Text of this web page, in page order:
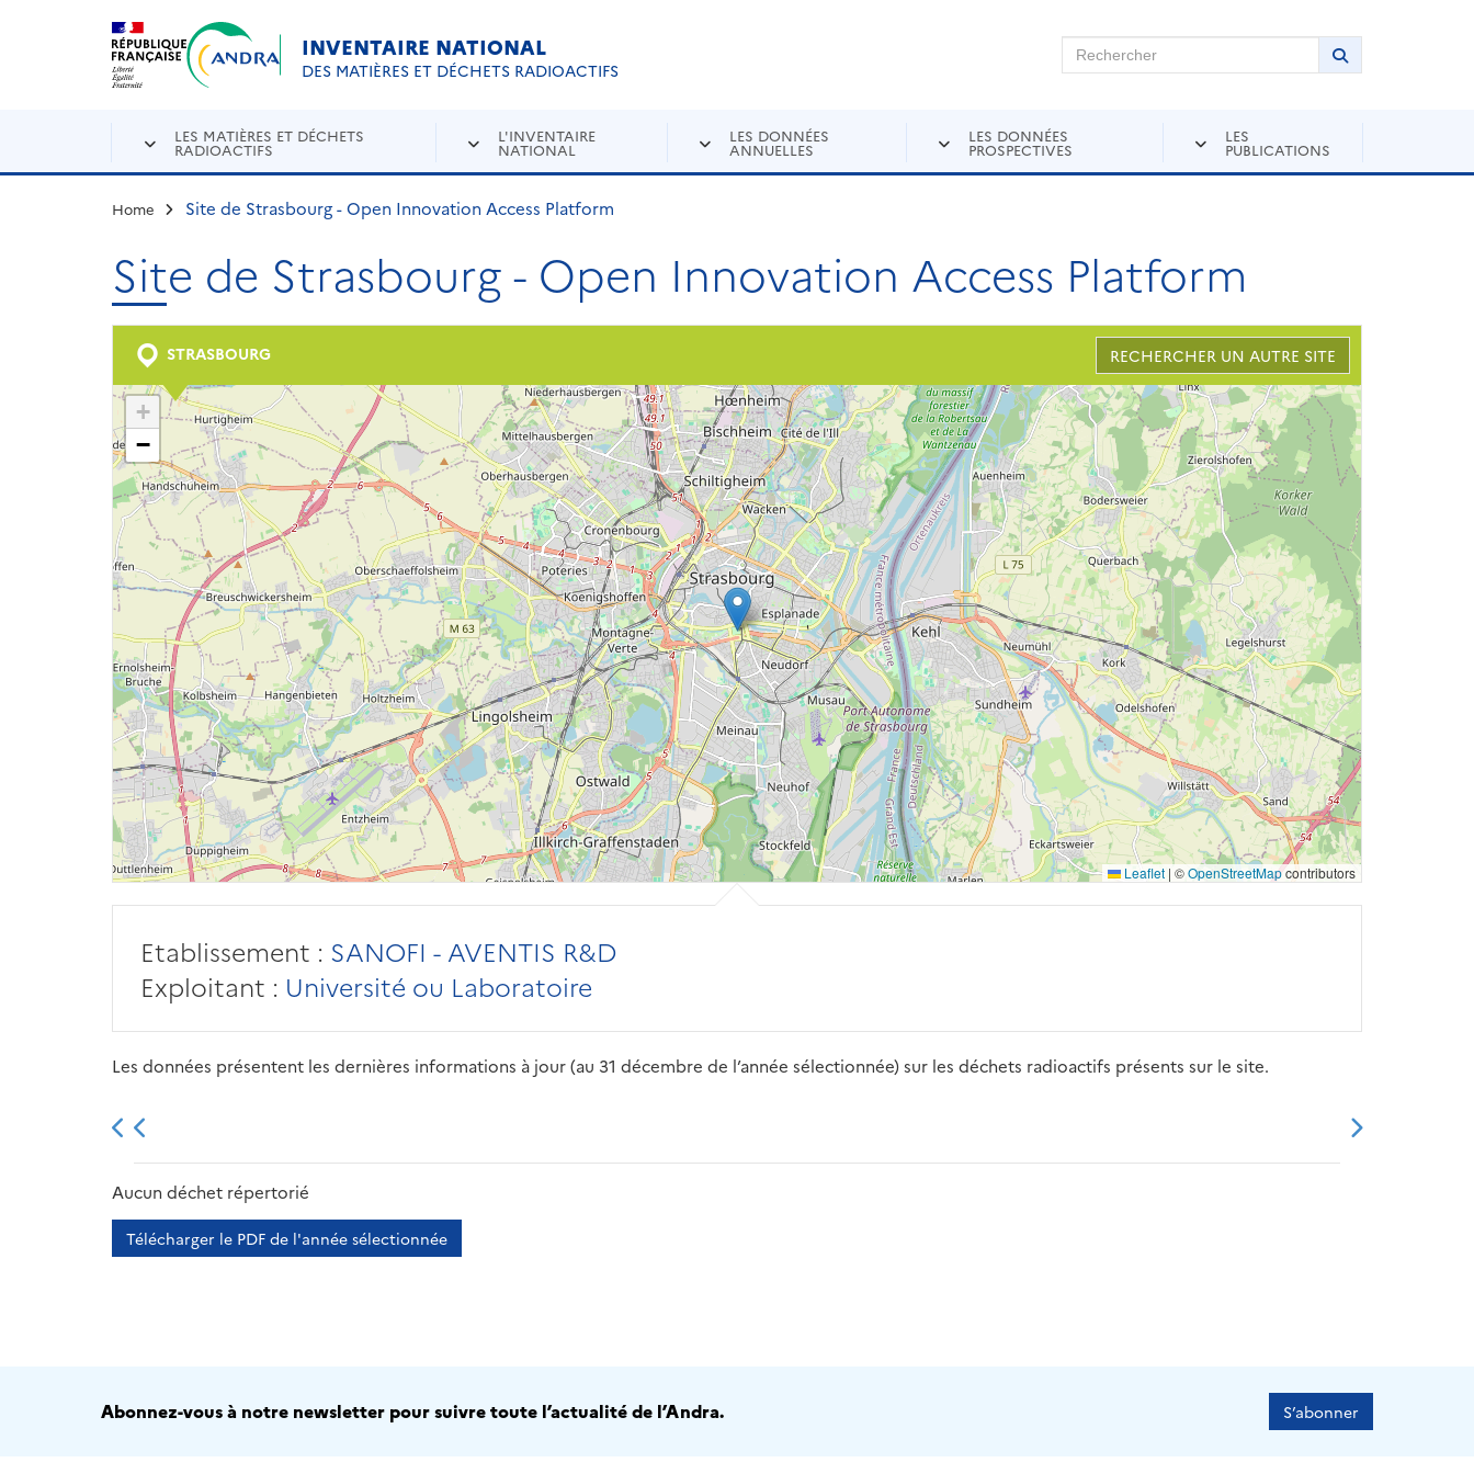
Aller au contenu principal
INVENTAIRE NATIONAL
DES MATIÈRES ET DÉCHETS RADIOACTIFS
Rechercher sur Andra Inventaire Rechercher
Lancer la
LES MATIÈRES ET DÉCHETS
RADIOACTIFS
L'INVENTAIRE
NATIONAL
LES DONNÉES
ANNUELLES
LES DONNÉES
PROSPECTIVES
LES
PUBLICATIONS
Home Site de Strasbourg - Open Innovation Access Platform
Site de Strasbourg - Open Innovation Access Platform
STRASBOURG RECHERCHER UN AUTRE SITE
+
−
Leaflet | ©OpenStreetMapcontributors
Etablissement : SANOFI - AVENTIS R&D
Exploitant : Université ou Laboratoire
Les données présentent les dernières informations à jour (au 31 décembre de l’année sélectionnée) sur les déchets radioactifs présents sur le site.
2013 2014
Aucun déchet répertorié
Télécharger le PDF de l'année sélectionnée
Abonnez-vous à notre newsletter pour suivre toute l’actualité de l’Andra. S’abonner